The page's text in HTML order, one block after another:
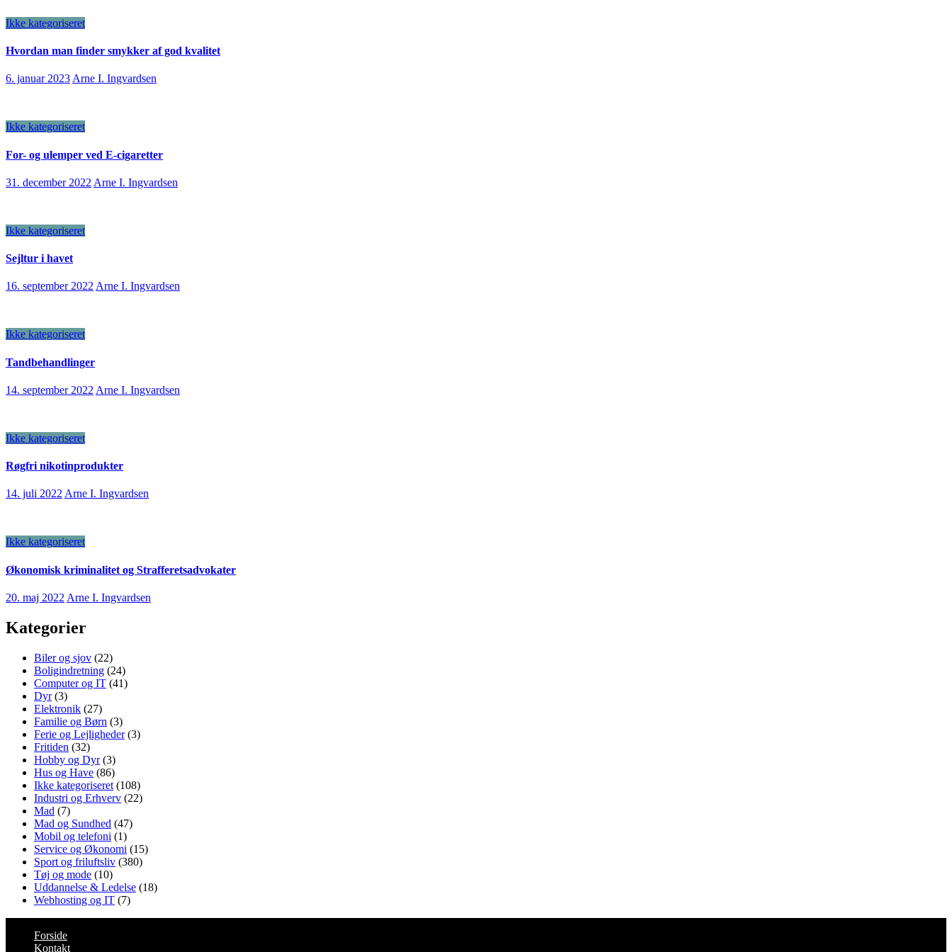
Ikke kategoriseret
Hvordan man finder smykker af god kvalitet
6. januar 2023 Arne I. Ingvardsen
Ikke kategoriseret
For- og ulemper ved E-cigaretter
31. december 2022 Arne I. Ingvardsen
Ikke kategoriseret
Sejltur i havet
16. september 2022Arne I. Ingvardsen
Ikke kategoriseret
Tandbehandlinger
14. september 2022 Arne I. Ingvardsen
Ikke kategoriseret
Røgfri nikotinprodukter
14. juli 2022Arne I. Ingvardsen
Ikke kategoriseret
Økonomisk kriminalitet og Strafferetsadvokater
20. maj 2022 Arne I. Ingvardsen
Kategorier
Biler og sjov (22)
Boligindretning (24)
Computer og IT (41)
Dyr(3)
Elektronik (27)
Familie og Børn (3)
Ferie og Lejligheder(3)
Fritiden (32)
Hobby og Dyr(3)
Hus og Have (86)
Ikke kategoriseret (108)
Industri og Erhverv (22)
Mad (7)
Mad og Sundhed (47)
Mobil og telefoni (1)
Service og Økonomi (15)
Sport og friluftsliv (380)
Tøj og mode (10)
Uddannelse & Ledelse (18)
Webhosting og IT (7)
Forside
Kontakt